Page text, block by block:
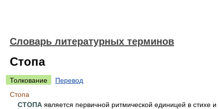
Словарь литературных терминов
Стопа
Толкование
Перевод
Стопа
СТОПА является первичной ритмической единицей в стихе и